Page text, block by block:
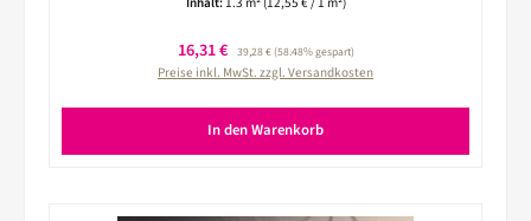
Verkaufspreis:
16,31 € Regulärer Preis:
39,28 €(58.48% gespart)
Preise inkl. MwSt. zzgl. Versandkosten
In den Warenkorb